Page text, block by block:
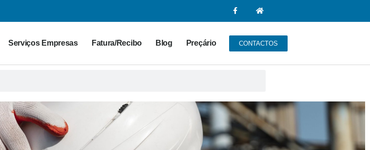
Serviços Empresas Fatura/Recibo Blog Preçário CONTACTOS